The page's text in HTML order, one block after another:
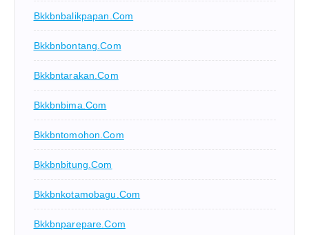
Bkkbnbalikpapan.com
Bkkbnbontang.com
Bkkbntarakan.com
Bkkbnbima.com
Bkkbntomohon.com
Bkkbnbitung.com
Bkkbnkotamobagu.com
Bkkbnparepare.com